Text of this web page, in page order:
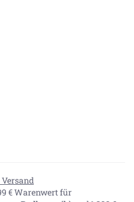
Versand
€ Warenwert für